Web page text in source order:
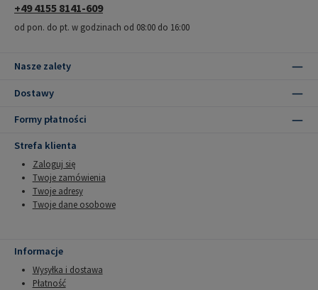
+49 4155 8141-609
od pon. do pt. w godzinach od 08:00 do 16:00
Nasze zalety
Dostawy
Formy płatności
Strefa klienta
Zaloguj się
Twoje zamówienia
Twoje adresy
Twoje dane osobowe
Informacje
Wysyłka i dostawa
Płatność